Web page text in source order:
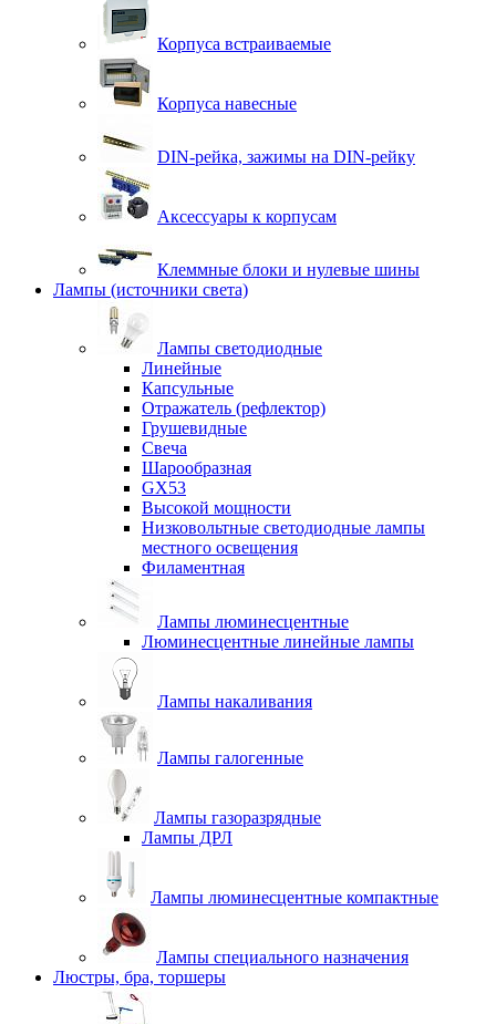
Корпуса встраиваемые
Корпуса навесные
DIN-рейка, зажимы на DIN-рейку
Аксессуары к корпусам
Клеммные блоки и нулевые шины
Лампы (источники света)
Лампы светодиодные
Линейные
Капсульные
Отражатель (рефлектор)
Грушевидные
Свеча
Шарообразная
GX53
Высокой мощности
Низковольтные светодиодные лампы
местного освещения
Филаментная
Лампы люминесцентные
Люминесцентные линейные лампы
Лампы накаливания
Лампы галогенные
Лампы газоразрядные
Лампы ДРЛ
Лампы люминесцентные компактные
Лампы специального назначения
Люстры, бра, торшеры